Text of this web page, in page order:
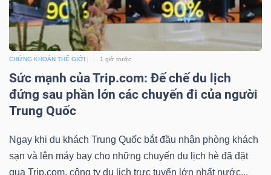
CHỨNG KHOÁN THẾ GIỚI 1 giờ trước
Sức mạnh của Trip.com: Đế chế du lịch
đứng sau phần lớn các chuyến đi của người
Trung Quốc
Ngay khi du khách Trung Quốc bắt đầu nhận phòng khách
sạn và lên máy bay cho những chuyến du lịch hè đã đặt
qua Trip.com, công ty du lịch trực tuyến lớn nhất nước...
chính